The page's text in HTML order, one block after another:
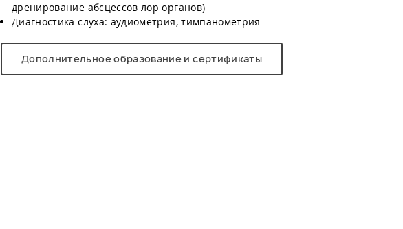
дренирование абсцессов лор органов)
Диагностика слуха: аудиометрия, тимпанометрия
Дополнительное образование и сертификаты